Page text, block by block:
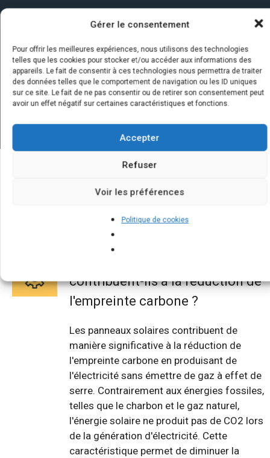
Gérer le consentement
Pour offrir les meilleures expériences, nous utilisons des technologies
telles que les cookies pour stocker et/ou accéder aux informations des
appareils. Le fait de consentir à ces technologies nous permettra de traiter
des données telles que le comportement de navigation ou les ID uniques
sur ce site. Le fait de ne pas consentir ou de retirer son consentement peut
avoir un effet négatif sur certaines caractéristiques et fonctions.
Accepter
Refuser
Voir les préférences
Politique de cookies
Quelques infos sur nos centrales
solaires : questions et réponses
contribuent-ils à la réduction de
l'empreinte carbone ?
Les panneaux solaires contribuent de
manière significative à la réduction de
l'empreinte carbone en produisant de
l'électricité sans émettre de gaz à effet de
serre. Contrairement aux énergies fossiles,
telles que le charbon et le gaz naturel,
l'énergie solaire ne produit pas de CO2 lors
de la génération d'électricité. Cette
caractéristique permet de diminuer la